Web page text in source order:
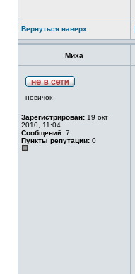
Вернуться наверх
Миха
новичок
Зарегистрирован: 19 окт
2010, 11:04
Сообщений: 7
Пункты репутации: 0